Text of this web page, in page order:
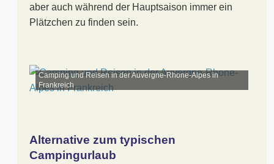
aber auch während der Hauptsaison immer ein
Plätzchen zu finden sein.
Camping und Reisen in der Auvergne-Rhone-Alpes in
Frankreich
Alternative zum typischen
Campingurlaub